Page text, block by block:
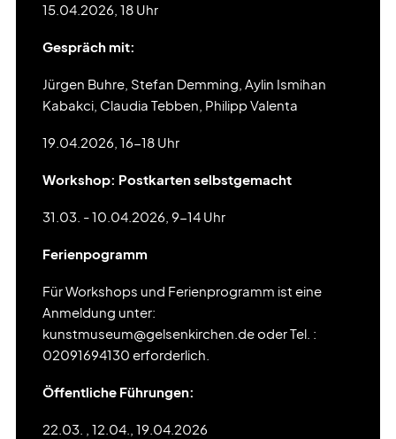
15.04.2026, 18 Uhr
Gespräch mit:
Jürgen Buhre, Stefan Demming, Aylin Ismihan
Kabakci, Claudia Tebben, Philipp Valenta
19.04.2026, 16-18 Uhr
Workshop: Postkarten selbstgemacht
31.03. - 10.04.2026, 9-14 Uhr
Ferienpogramm
Für Workshops und Ferienprogramm ist eine
Anmeldung unter:
kunstmuseum@gelsenkirchen.de oder Tel. :
02091694130 erforderlich.
Öffentliche Führungen:
22.03. , 12.04., 19.04.2026